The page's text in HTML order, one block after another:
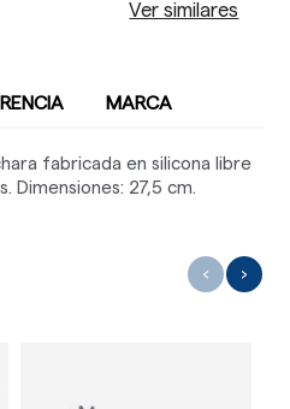
Ver similares
MARCA
fabricada en silicona libre
Dimensiones: 27,5 cm.
‹ ›